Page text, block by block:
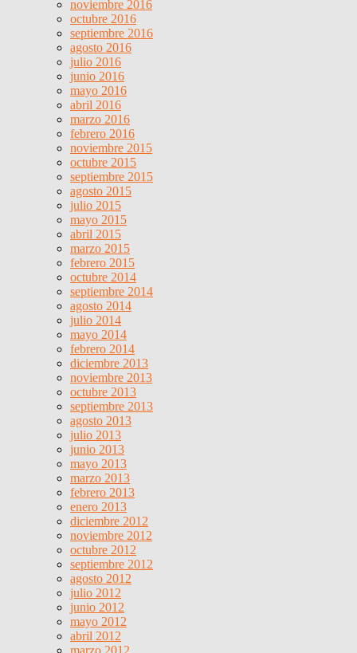
noviembre 2016
octubre 2016
septiembre 2016
agosto 2016
julio 2016
junio 2016
mayo 2016
abril 2016
marzo 2016
febrero 2016
noviembre 2015
octubre 2015
septiembre 2015
agosto 2015
julio 2015
mayo 2015
abril 2015
marzo 2015
febrero 2015
octubre 2014
septiembre 2014
agosto 2014
julio 2014
mayo 2014
febrero 2014
diciembre 2013
noviembre 2013
octubre 2013
septiembre 2013
agosto 2013
julio 2013
junio 2013
mayo 2013
marzo 2013
febrero 2013
enero 2013
diciembre 2012
noviembre 2012
octubre 2012
septiembre 2012
agosto 2012
julio 2012
junio 2012
mayo 2012
abril 2012
marzo 2012